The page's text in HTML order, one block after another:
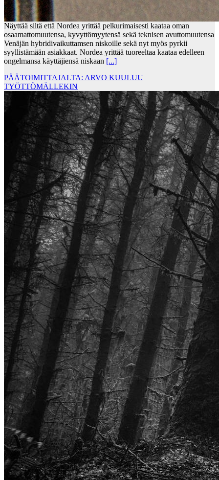
Näyttää siltä että Nordea yrittää pelkurimaisesti kaataa oman
osaamattomuutensa, kyvyttömyytensä sekä teknisen avuttomuutensa
Venäjän hybridivaikuttamsen niskoille sekä nyt myös pyrkii
syyllistämään asiakkaat. Nordea yrittää tuoreeltaa kaataa edelleen
ongelmansa käyttäjiensä niskaan [...]
PÄÄTOIMITTAJALTA: ARVO KUULUU
TYÖTTÖMÄLLEKIN